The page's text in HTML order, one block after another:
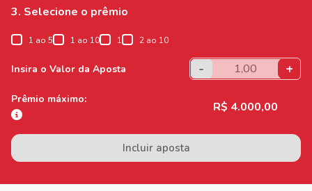
3. Selecione o prêmio
1 ao 5 1 ao 10 1 2 ao 10
Insira o Valor da Aposta - +
Prêmio máximo:
R$ 4.000,00
Incluir aposta